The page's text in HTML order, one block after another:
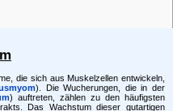
die sich aus Muskelzellen entwickeln,
). Die Wucherungen, die in der
) auftreten, zählen zu den häufigsten
Das Wachstum dieser gutartigen